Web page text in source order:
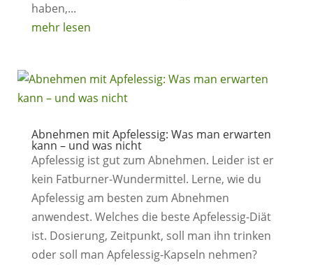
haben,...
mehr lesen
Abnehmen mit Apfelessig: Was man erwarten
kann – und was nicht
Apfelessig ist gut zum Abnehmen. Leider ist er
kein Fatburner-Wundermittel. Lerne, wie du
Apfelessig am besten zum Abnehmen
anwendest. Welches die beste Apfelessig-Diät
ist. Dosierung, Zeitpunkt, soll man ihn trinken
oder soll man Apfelessig-Kapseln nehmen?